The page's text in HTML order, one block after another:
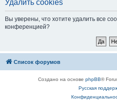
Удалить cookies
Вы уверены, что хотите удалить все
конференцией?
Список форумов
Создано на основе phpBB®
Русская